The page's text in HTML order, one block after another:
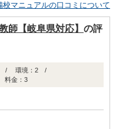
マニュアルの口コミについて
師【岐阜県対応】 の評
3 / 環境：2 /
金：3